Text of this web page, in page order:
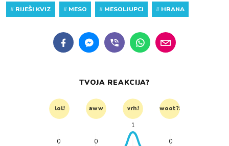
# RIJEŠI KVIZ # MESO # MESOLJUPCI # HRANA
TVOJA REAKCIJA?
lol! aww vrh! woot?!
0 0
1
0